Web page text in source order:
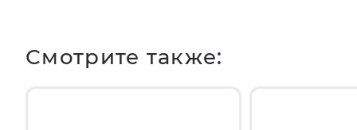
Смотрите также: